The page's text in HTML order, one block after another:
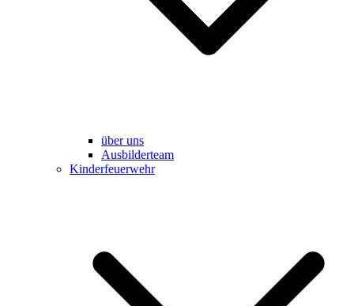
über uns
Ausbilderteam
Kinderfeuerwehr